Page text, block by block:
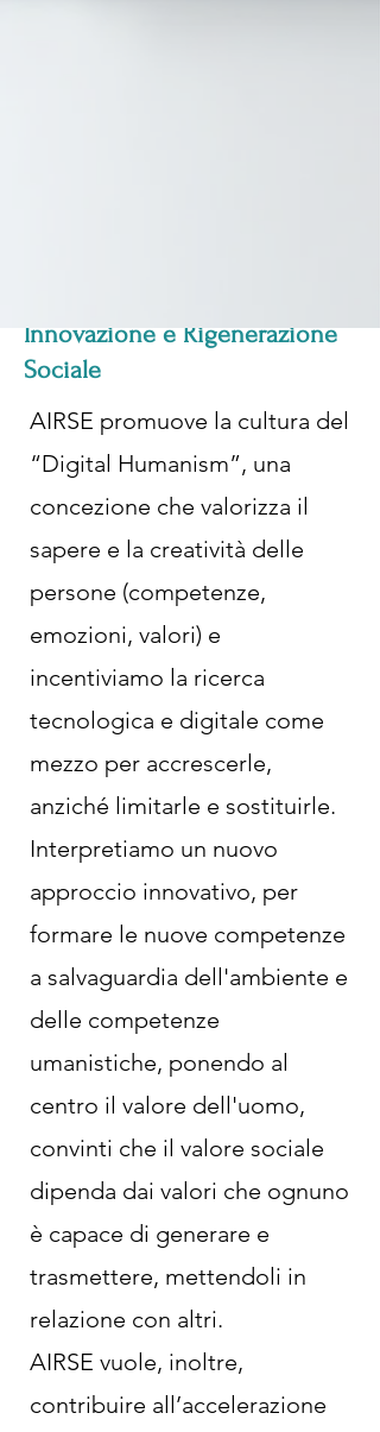
Innovazione e Rigenerazione
Sociale
AIRSE promuove la cultura del
“Digital Humanism”, una
concezione che valorizza il
sapere e la creatività delle
persone (competenze,
emozioni, valori) e
incentiviamo la ricerca
tecnologica e digitale come
mezzo per accrescerle,
anziché limitarle e sostituirle.
Interpretiamo un nuovo
approccio innovativo, per
formare le nuove competenze
a salvaguardia dell'ambiente e
delle competenze
umanistiche, ponendo al
centro il valore dell'uomo,
convinti che il valore sociale
dipenda dai valori che ognuno
è capace di generare e
trasmettere, mettendoli in
relazione con altri.
AIRSE vuole, inoltre,
contribuire all’accelerazione